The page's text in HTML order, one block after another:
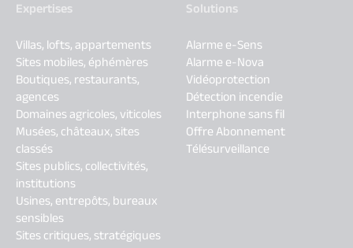
Expertises
Villas, lofts, appartements
Sites mobiles, éphémères
Boutiques, restaurants,
agences
Domaines agricoles, viticoles
Musées, châteaux, sites
classés
Sites publics, collectivités,
institutions
Usines, entrepôts, bureaux
sensibles
Sites critiques, stratégiques
Solutions
Alarme e-Sens
Alarme e-Nova
Vidéoprotection
Détection incendie
Interphone sans fil
Offre Abonnement
Télésurveillance